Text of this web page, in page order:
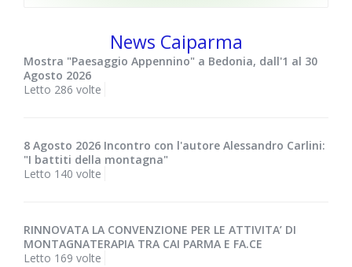
News Caiparma
Mostra "Paesaggio Appennino" a Bedonia, dall'1 al 30
Agosto 2026
Letto 286 volte
8 Agosto 2026 Incontro con l'autore Alessandro Carlini:
"I battiti della montagna"
Letto 140 volte
RINNOVATA LA CONVENZIONE PER LE ATTIVITA’ DI
MONTAGNATERAPIA TRA CAI PARMA E FA.CE
Letto 169 volte